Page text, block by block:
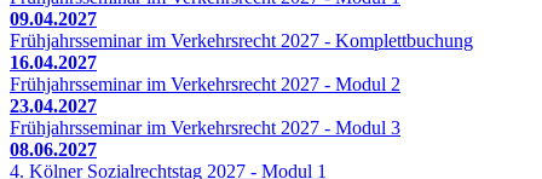
09.04.2027
Frühjahrsseminar im Verkehrsrecht 2027 - Komplettbuchung
16.04.2027
Frühjahrsseminar im Verkehrsrecht 2027 - Modul 2
23.04.2027
Frühjahrsseminar im Verkehrsrecht 2027 - Modul 3
08.06.2027
4. Kölner Sozialrechtstag 2027 - Modul 1